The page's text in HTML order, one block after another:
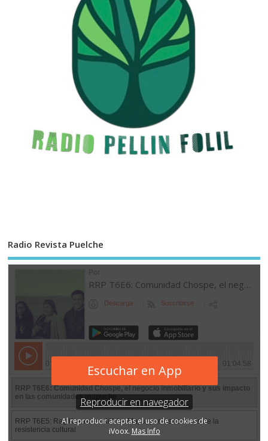
Radio Revista Puelche